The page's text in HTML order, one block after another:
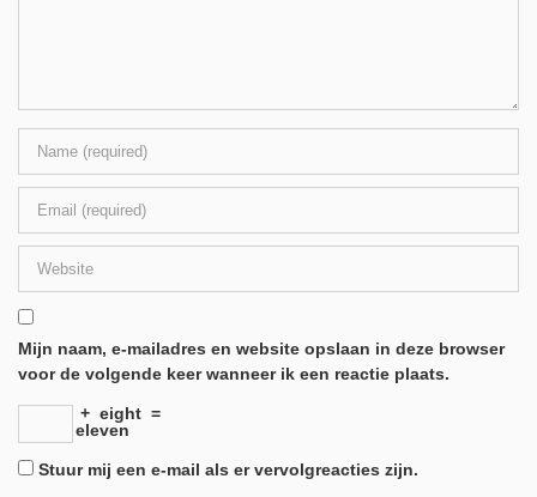
Mijn naam, e-mailadres en website opslaan in deze browser
voor de volgende keer wanneer ik een reactie plaats.
+ eight =
eleven
Stuur mij een e-mail als er vervolgreacties zijn.